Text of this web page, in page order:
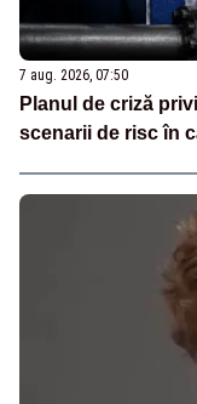
7 aug. 2026, 07:50
Planul de criză
scenarii de risc în